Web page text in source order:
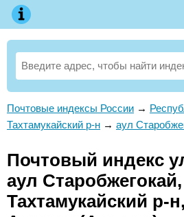
Почтовые индексы России →
Тахтамукайский р-н → аул
Почтовый индекс
аул Старобжегокай,
Тахтамукайский р-